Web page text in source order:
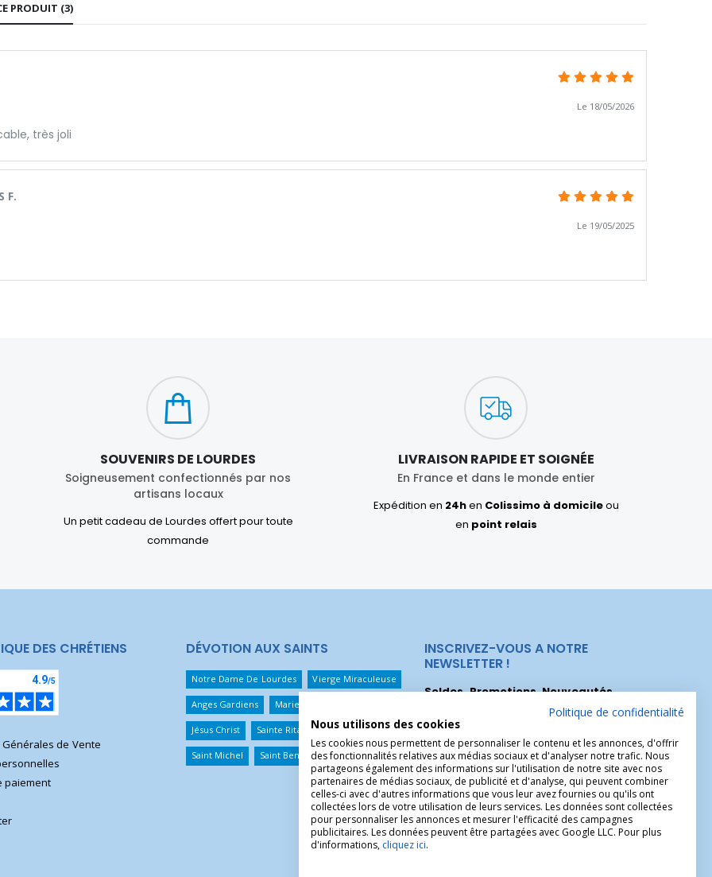
PRODUIT (3)
Le 18/05/2026
très joli
F.
Le 19/05/2025
SOUVENIRS DE LOURDES
Soigneusement confectionnés par nos
artisans locaux
Un petit cadeau de Lourdes offert pour toute
commande
LIVRAISON RAPIDE ET SOIGNÉE
En France et dans le monde entier
Expédition en 24hen Colissimo à domicileou
en point relais
DES CHRÉTIENS
de Vente
paiement
DÉVOTION AUX SAINTS
Notre Dame De Lourdes Vierge Miraculeuse
Anges Gardiens Marie Qui Défait Les Noeuds
Jésus Christ Sainte Rita Sainte Thérèse
Saint Michel Saint Benoît Saint Christophe
INSCRIVEZ-VOUS A NOTRE
NEWSLETTER !
Soldes, Promotions, Nouveautés...
Inscrivez-vous maintenant pour recevoir
nos meilleures offres.
Politique de confidentialité
Nous utilisons des cookies
Les cookies nous permettent de personnaliser le contenu et les annonces, d'offrir
des fonctionnalités relatives aux médias sociaux et d'analyser notre trafic. Nous
partageons également des informations sur l'utilisation de notre site avec nos
partenaires de médias sociaux, de publicité et d'analyse, qui peuvent combiner
celles-ci avec d'autres informations que vous leur avez fournies ou qu'ils ont
collectées lors de votre utilisation de leurs services. Les données sont collectées
pour personnaliser les annonces et mesurer l'efficacité des campagnes
publicitaires. Les données peuvent être partagées avec Google LLC. Pour plus
d'informations, cliquez ici.